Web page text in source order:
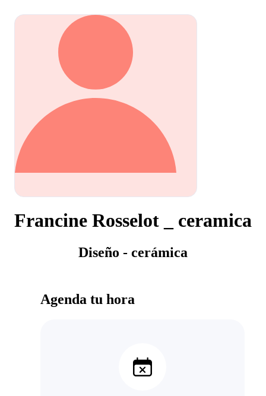
Francine Rosselot _ ceramica
Diseño - cerámica
Agenda tu hora